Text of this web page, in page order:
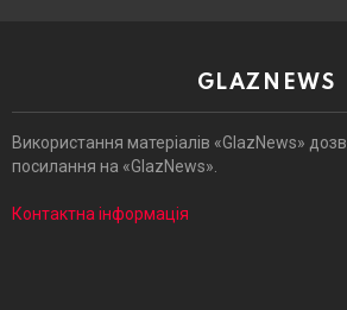
GLAZNEWS
Використання матеріалів «GlazNews»
посилання на «GlazNews».
Контактна інформація